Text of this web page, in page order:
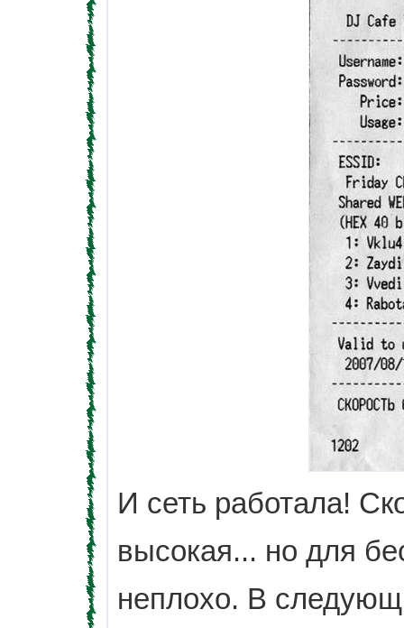
И сеть работала!
высокая... но для
неплохо. В